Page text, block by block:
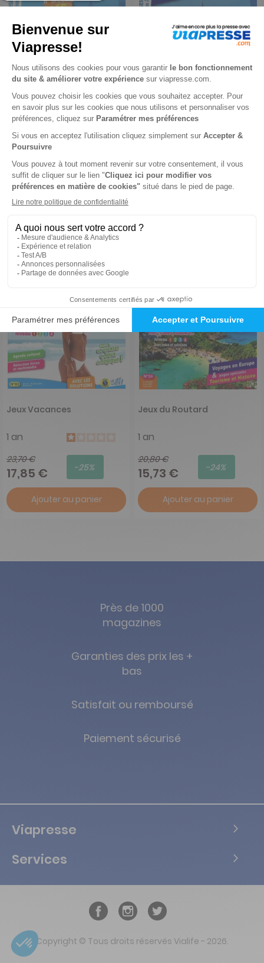
Croisés Les 4 Saisons
1 an
39,80 €
30,18 € -24%
Croisés Les 4 Saisons GF
27,60 €
20,83 € -25%
Jeux Vacances
1 an
23,70 €
17,85 € -25%
Ajouter au panier
Jeux du Routard
1 an
20,80 €
15,73 € -24%
Ajouter au panier
Près de 1000
magazines
Garanties des prix les +
bas
Satisfait ou remboursé
Paiement sécurisé
Viapresse
Services
Copyright © Tous droits réservés Vialife - 2026.